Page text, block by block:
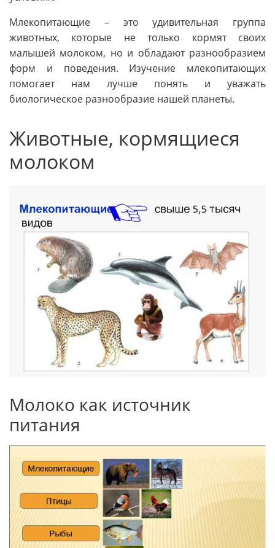
Млекопитающие – это удивительная группа
животных, которые не только кормят своих
малышей молоком, но и обладают разнообразием
форм и поведения. Изучение млекопитающих
помогает нам лучше понять и уважать
биологическое разнообразие нашей планеты.
Животные, кормящиеся
молоком
Молоко как источник
питания